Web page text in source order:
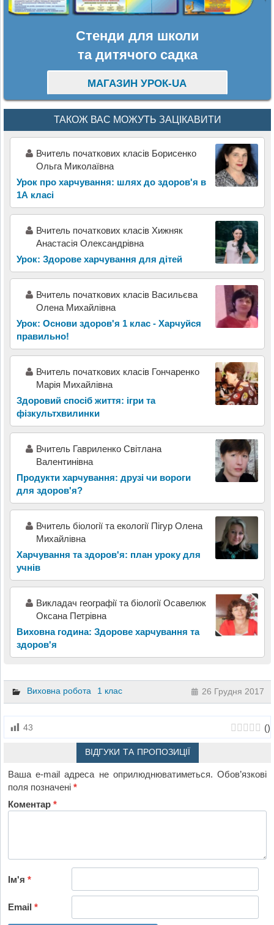
Стенди для школи
та дитячого садка
МАГАЗИН УРОК-UA
ТАКОЖ ВАС МОЖУТЬ ЗАЦІКАВИТИ
Вчитель початкових класів Борисенко
Ольга Миколаївна
Урок про харчування: шлях до здоров'я в
1А класі
Вчитель початкових класів Хижняк
Анастасія Олександрівна
Урок: Здорове харчування для дітей
Вчитель початкових класів Васильєва
Олена Михайлівна
Урок: Основи здоров'я 1 клас - Харчуйся
правильно!
Вчитель початкових класів Гончаренко
Марія Михайлівна
Здоровий спосіб життя: ігри та
фізкультхвилинки
Вчитель Гавриленко Світлана
Валентинівна
Продукти харчування: друзі чи вороги
для здоров'я?
Вчитель біології та екології Пігур Олена
Михайлівна
Харчування та здоров'я: план уроку для
учнів
Викладач географії та біології Осавелюк
Оксана Петрівна
Виховна година: Здорове харчування та
здоров'я
Виховна робота 1 клас 26 Грудня 2017
43 ()
ВІДГУКИ ТА ПРОПОЗИЦІЇ
Ваша e-mail адреса не оприлюднюватиметься. Обов’язкові
поля позначені*
Коментар*
Ім'я*
Email*